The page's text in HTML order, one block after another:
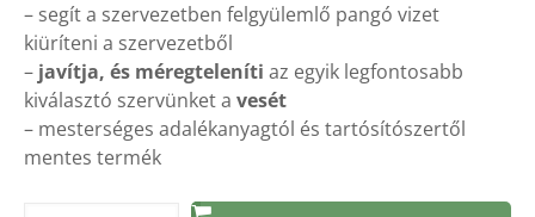
– segít a szervezetben felgyülemlő pangó vizet
kiüríteni a szervezetből
– javítja, és méregteleníti az egyik legfontosabb
kiválasztó szervünket a vesét
– mesterséges adalékanyagtól és tartósítószertől
mentes termék